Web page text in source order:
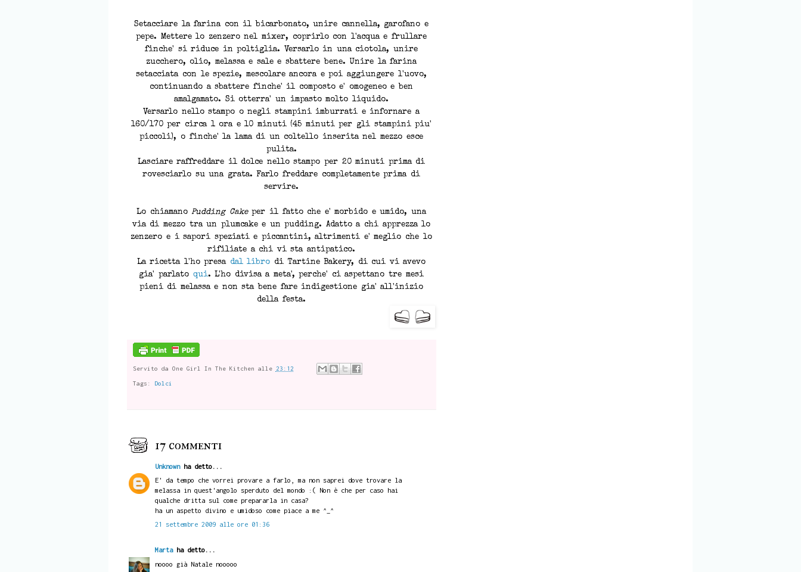
Setacciare la farina con il bicarbonato, unire cannella, garofano e
pepe. Mettere lo zenzero nel mixer, coprirlo con l'acqua e frullare
finche' si riduce in poltiglia. Versarlo in una ciotola, unire
zucchero, olio, melassa e sale e sbattere bene. Unire la farina
setacciata con le spezie, mescolare ancora e poi aggiungere l'uovo,
continuando a sbattere finche' il composto e' omogeneo e ben
amalgamato. Si otterra' un impasto molto liquido.
Versarlo nello stampo o negli stampini imburrati e infornare a
160/170 per circa 1 ora e 10 minuti (45 minuti per gli stampini piu'
piccoli), o finche' la lama di un coltello inserita nel mezzo esce
pulita.
Lasciare raffreddare il dolce nello stampo per 20 minuti prima di
rovesciarlo su una grata. Farlo freddare completamente prima di
servire.
Lo chiamanoPudding Cakeper il fatto che e' morbido e umido, una
via di mezzo tra un plumcake e un pudding. Adatto a chi apprezza lo
zenzero e i sapori speziati e piccantini, altrimenti e' meglio che lo
rifiliate a chi vi sta antipatico.
La ricetta l'ho presa dal libro di Tartine Bakery, di cui vi avevo
gia' parlato qui. L'ho divisa a meta', perche' ci aspettano tre mesi
pieni di melassa e non sta bene fare indigestione gia' all'inizio
della festa.
Servito da One Girl In The Kitchen alle 23:12
Tags: Dolci
17 commenti
Unknownha detto...
E' da tempo che vorrei provare a farlo, ma non saprei dove trovare la
melassa in quest'angolo sperduto del mondo :( Non è che per caso hai
qualche dritta sul come prepararla in casa?
ha un aspetto divino e umidoso come piace a me ^_^
21 settembre 2009 alle ore 01:36
Martaha detto...
noooo già Natale nooooo